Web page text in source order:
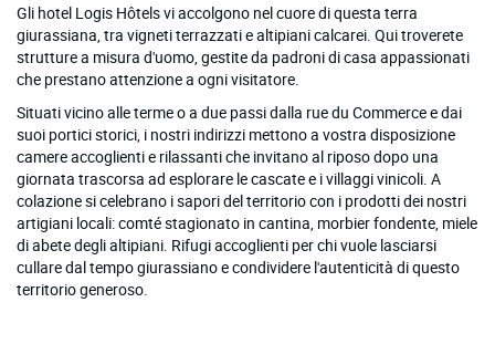
Gli hotel Logis Hôtels vi accolgono nel cuore di questa terra
giurassiana, tra vigneti terrazzati e altipiani calcarei. Qui troverete
strutture a misura d'uomo, gestite da padroni di casa appassionati
che prestano attenzione a ogni visitatore.
Situati vicino alle terme o a due passi dalla rue du Commerce e dai
suoi portici storici, i nostri indirizzi mettono a vostra disposizione
camere accoglienti e rilassanti che invitano al riposo dopo una
giornata trascorsa ad esplorare le cascate e i villaggi vinicoli. A
colazione si celebrano i sapori del territorio con i prodotti dei nostri
artigiani locali: comté stagionato in cantina, morbier fondente, miele
di abete degli altipiani. Rifugi accoglienti per chi vuole lasciarsi
cullare dal tempo giurassiano e condividere l'autenticità di questo
territorio generoso.